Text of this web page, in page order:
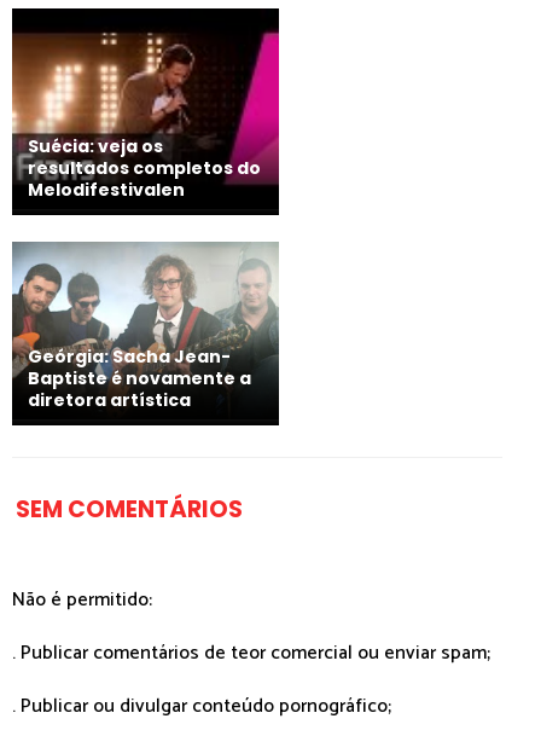
Suécia: veja os
resultados completos do
Melodifestivalen
Geórgia: Sacha Jean-
Baptiste é novamente a
diretora artística
SEM COMENTÁRIOS
Não é permitido:
. Publicar comentários de teor comercial ou enviar spam;
. Publicar ou divulgar conteúdo pornográfico;